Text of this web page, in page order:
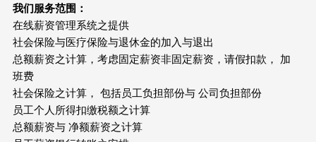
我们服务范围：
在线薪资管理系统之提供
社会保险与医疗保险与退休金的加入与退出
总额薪资之计算，考虑固定薪资非固定薪资，请假扣款， 加
班费
社会保险之计算， 包括员工负担部份与 公司负担部份
员工个人所得扣缴税额之计算
总额薪资与 净额薪资之计算